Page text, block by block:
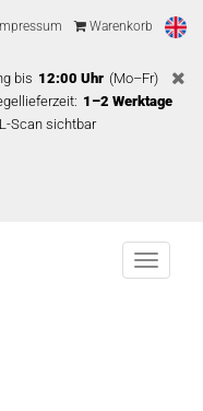
Warenkorb
bis 12:00 Uhr (Mo–Fr)
1–2 Werktage
Scan sichtbar
Menu